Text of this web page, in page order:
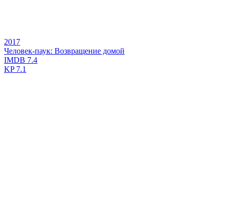
2017
Человек-паук: Возвращение домой
IMDB 7.4
KP7.1